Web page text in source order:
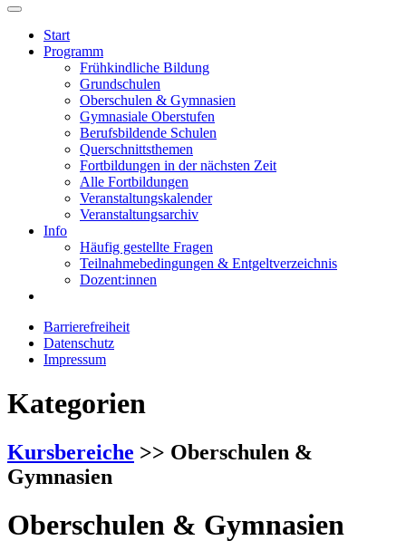
Start
Programm
Frühkindliche Bildung
Grundschulen
Oberschulen & Gymnasien
Gymnasiale Oberstufen
Berufsbildende Schulen
Querschnittsthemen
Fortbildungen in der nächsten Zeit
Alle Fortbildungen
Veranstaltungskalender
Veranstaltungsarchiv
Info
Häufig gestellte Fragen
Teilnahmebedingungen & Entgeltverzeichnis
Dozent:innen
Barrierefreiheit
Datenschutz
Impressum
Kategorien
Kursbereiche >> Oberschulen &
Gymnasien
Oberschulen & Gymnasien